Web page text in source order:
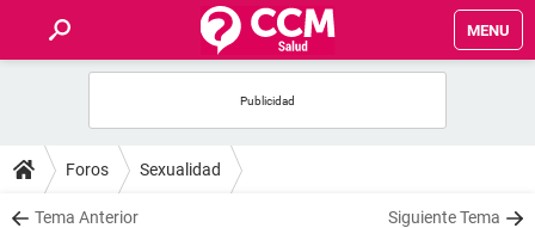
MENU
FORUMS
SALUD
Foros Sexualidad
Tema Anterior Siguiente Tema